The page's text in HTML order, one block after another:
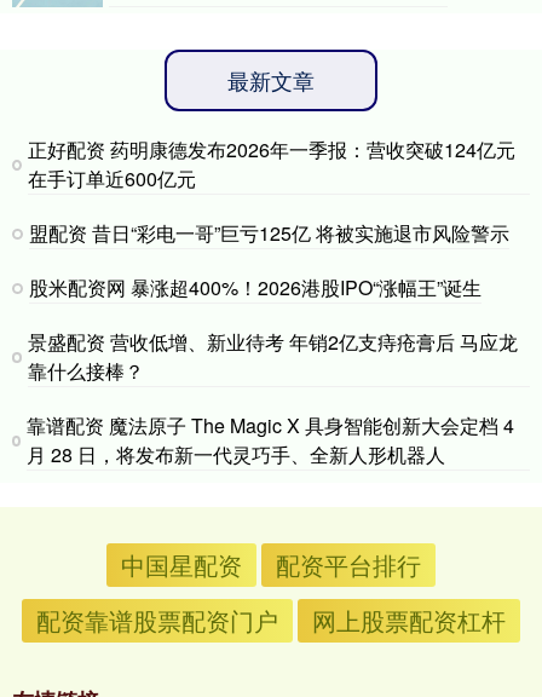
最新文章
正好配资 药明康德发布2026年一季报：营收突破124亿元
在手订单近600亿元
盟配资 昔日“彩电一哥”巨亏125亿 将被实施退市风险警示
股米配资网 暴涨超400%！2026港股IPO“涨幅王”诞生
景盛配资 营收低增、新业待考 年销2亿支痔疮膏后 马应龙
靠什么接棒？
靠谱配资 魔法原子 The Magic X 具身智能创新大会定档 4
月 28 日，将发布新一代灵巧手、全新人形机器人
中国星配资
配资平台排行
配资靠谱股票配资门户
网上股票配资杠杆